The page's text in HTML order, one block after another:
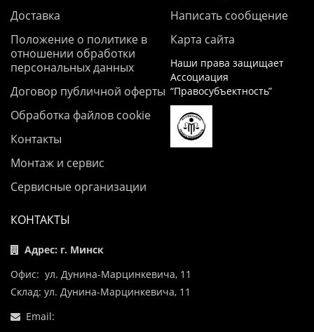
Доставка
Положение о политике в
отношении обработки
персональных данных
Договор публичной оферты
Обработка файлов cookie
Контакты
Монтаж и сервис
Сервисные организации
Написать сообщение
Карта сайта
Наши права защищает
Ассоциация
“Правосубъектность”
КОНТАКТЫ
Адрес: г. Минск
Офис: ул. Дунина-Марцинкевича, 11
Склад: ул. Дунина-Марцинкевича, 11
Email: